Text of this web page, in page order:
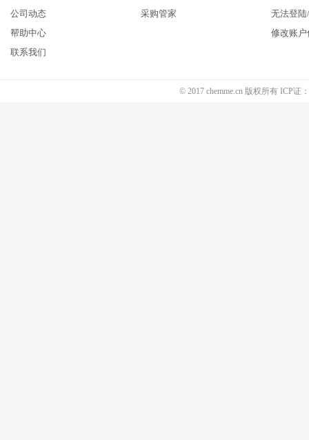
公司动态
帮助中心
联系我们
采购管家
无法登
修改账户
© 2017 chemme.cn 版权所有 ICP证：